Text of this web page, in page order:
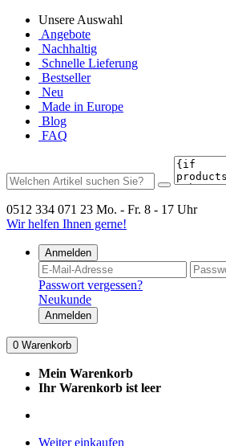
Unsere Auswahl
Angebote
Nachhaltig
Schnelle Lieferung
Bestseller
Neu
Made in Europe
Blog
FAQ
0512 334 071 23 Mo. - Fr. 8 - 17 Uhr
Wir helfen Ihnen gerne!
Anmelden
Passwort vergessen?
Neukunde
Anmelden
0 Warenkorb
Mein Warenkorb
Ihr Warenkorb ist leer
Weiter einkaufen